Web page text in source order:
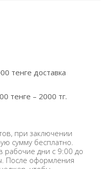
тенге доставка
тенге – 2000 тг.
при заключении
сумму бесплатно.
рабочие дни с 9:00 до
После оформления